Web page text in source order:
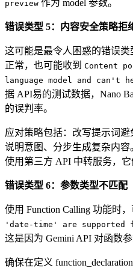
preview 作为 model 参数。
错误类型 5：内容安全策略拒
这可能是最令人困惑的错误
正常，也可能收到 Content
language model and can't
据 API易的测试数据，Nano
的误判率。
应对策略包括：改写提示词
说明意图、分步生成复杂内
使用第三方 API 中转服务，
错误类型 6：参数类型不匹配
使用 Function Calling 功能时，
'date-time' are supported
这是因为 Gemini API 对函数
确保在定义